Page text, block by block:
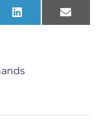
LinkedIn Email